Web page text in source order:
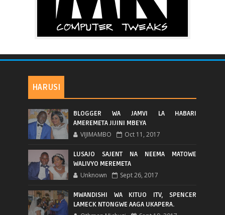
HARUSI
BLOGGER WA JAMVI LA HABARI
AMEREMETA JIJINI MBEYA
VIJIMAMBO Oct 11, 2017
LUSAJO SAJENT NA NEEMA MATOWE
WALIVYO MEREMETA
Unknown Sept 26, 2017
MWANDISHI WA KITUO ITV, SPENCER
LAMECK NTONGWE AAGA UKAPERA.